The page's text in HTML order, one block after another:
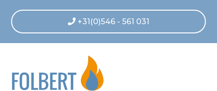
+31(0)546 - 561 031